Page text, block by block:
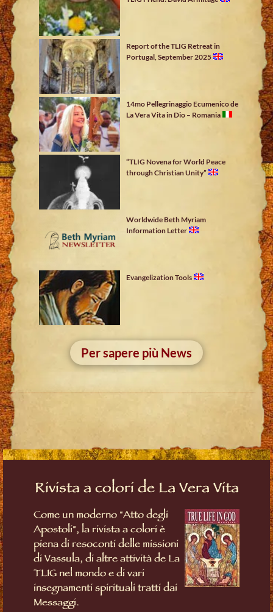
Report of the TLIG Retreat in
Portugal, September 2025
14mo Pellegrinaggio Ecumenico de
La Vera Vita in Dio – Romania
“TLIG Novena for World Peace
through Christian Unity”
Worldwide Beth Myriam
Information Letter
Evangelization Tools
Per sapere più News
Rivista a colori de La Vera Vita
Come un moderno "Atto degli
Apostoli", la rivista a colori è
piena di resoconti delle missioni
di Vassula, di altre attività de La
TLIG nel mondo e di vari
insegnamenti spirituali tratti dai
Messaggi.